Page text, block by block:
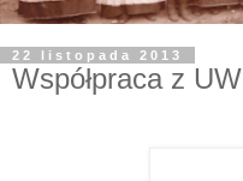
22 listopada 2013
Współpraca z UW